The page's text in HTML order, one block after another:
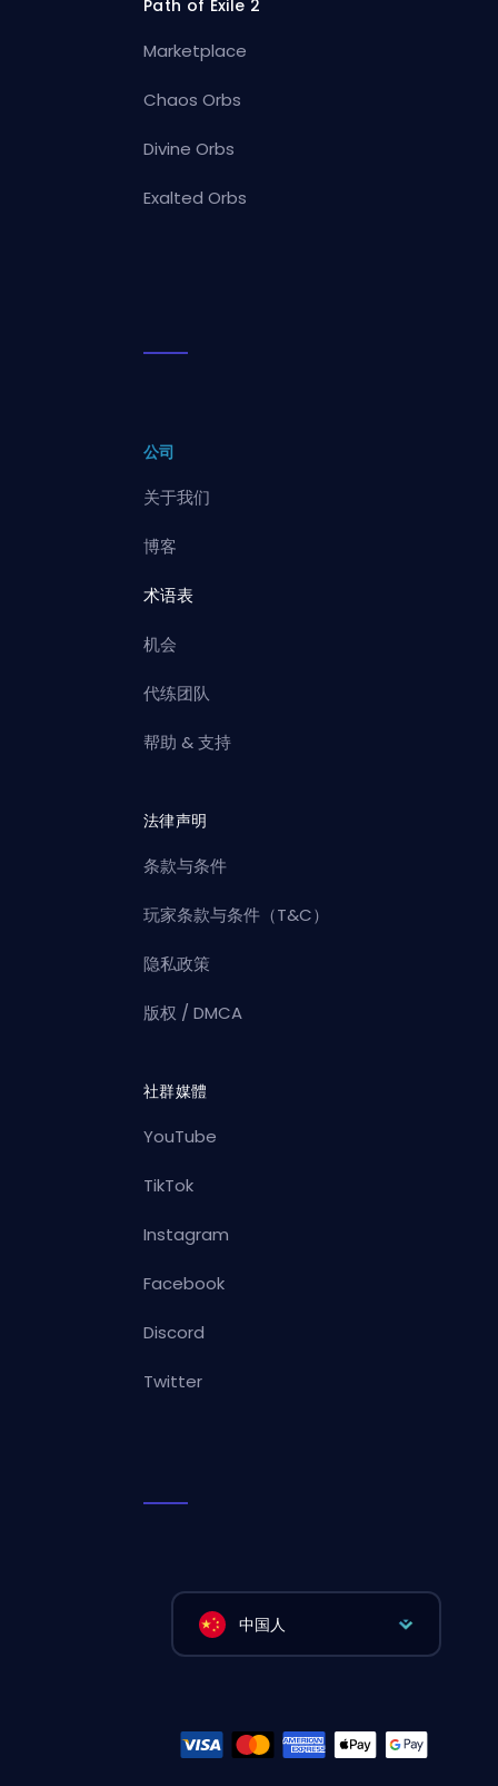
Path of Exile 2
Marketplace
Chaos Orbs
Divine Orbs
Exalted Orbs
公司
关于我们
博客
术语表
机会
代练团队
帮助 & 支持
法律声明
条款与条件
玩家条款与条件（T&C）
隐私政策
版权 / DMCA
社群媒體
YouTube
TikTok
Instagram
Facebook
Discord
Twitter
中国人